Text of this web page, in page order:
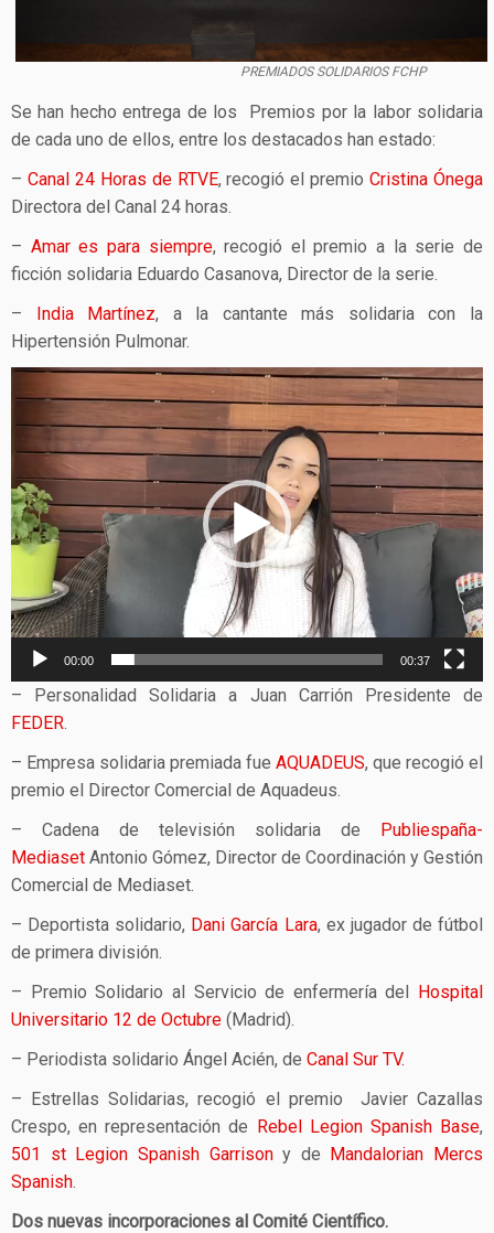
PREMIADOS SOLIDARIOS FCHP
Se han hecho entrega de los Premios por la labor solidaria
de cada uno de ellos, entre los destacados han estado:
– Canal 24 Horas de RTVE, recogió el premioCristina Ónega
Directora del Canal 24 horas.
– Amar es para siempre, recogió el premio a la serie de
ficción solidaria Eduardo Casanova, Director de la serie.
– India Martínez, a la cantante más solidaria con la
Hipertensión Pulmonar.
Reproductor
de
vídeo
00:00 00:37
– Personalidad Solidaria a Juan Carrión Presidente de
FEDER.
– Empresa solidaria premiada fue AQUADEUS, que recogió el
premio el Director Comercial de Aquadeus.
– Cadena de televisión solidaria de Publiespaña-
Mediaset Antonio Gómez, Director de Coordinación y Gestión
Comercial de Mediaset.
– Deportista solidario, Dani García Lara, ex jugador de fútbol
de primera división.
– Premio Solidario al Servicio de enfermería del Hospital
Universitario 12 de Octubre (Madrid).
– Periodista solidario Ángel Acién, de Canal Sur TV.
– Estrellas Solidarias, recogió el premio Javier Cazallas
Crespo, en representación de Rebel Legion Spanish Base,
501 st Legion Spanish Garrisony de Mandalorian Mercs
Spanish.
Dos nuevas incorporaciones al Comité Científico.